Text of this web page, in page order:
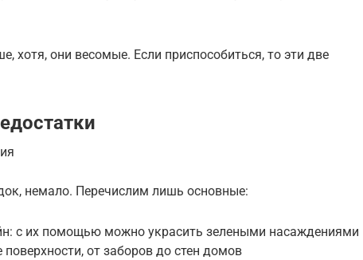
хотя, они весомые. Если приспособиться, то эти две
немало. Перечислим лишь основные:
с их помощью можно украсить зелеными насаждениями
от заборов до стен домов